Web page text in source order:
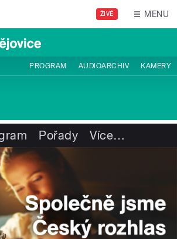
ŽIVĚ MENU
PROGRAM AUDIOARCHIV KAMERY
Pořady Více…